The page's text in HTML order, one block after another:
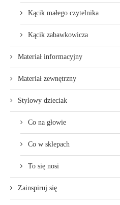
Kącik małego czytelnika
Kącik zabawkowicza
Materiał informacyjny
Materiał zewnętrzny
Stylowy dzieciak
Co na głowie
Co w sklepach
To się nosi
Zainspiruj się